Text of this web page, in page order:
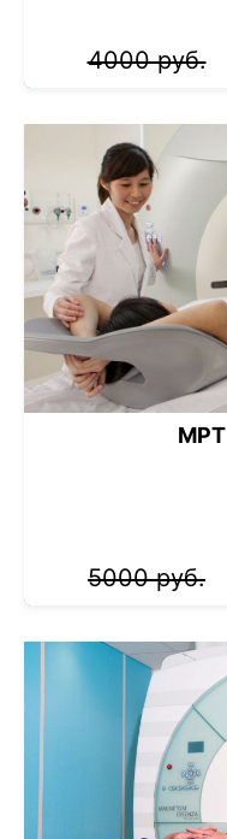
4000 руб.
МРТ
5000 руб.